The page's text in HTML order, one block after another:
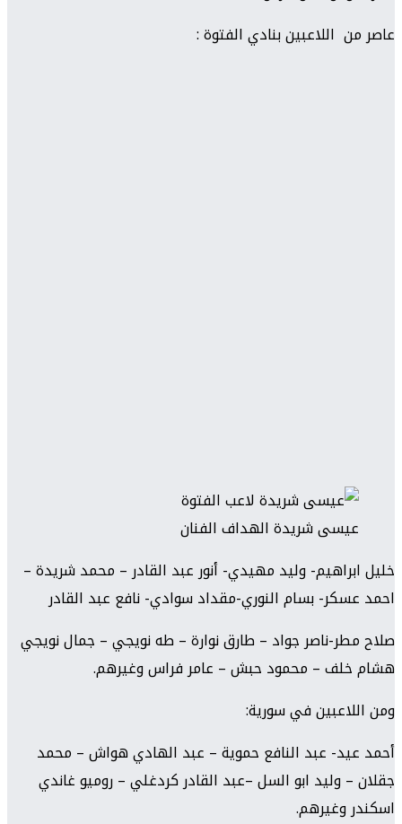
عاصر من اللاعبين بنادي الفتوة :
عيسى شريدة الهداف الفنان
خليل ابراهيم- وليد مهيدي- أنور عبد القادر – محمد شريدة –
احمد عسكر- بسام النوري-مقداد سوادي- نافع عبد القادر
صلاح مطر-ناصر جواد – طارق نوارة – طه نويجي – جمال نويجي
هشام خلف – محمود حبش – عامر فراس وغيرهم.
ومن اللاعبين في سورية:
أحمد عيد- عبد النافع حموية – عبد الهادي هواش – محمد
جقلان – وليد ابو السل –عبد القادر كردغلي – روميو غاندي
اسكندر وغيرهم.